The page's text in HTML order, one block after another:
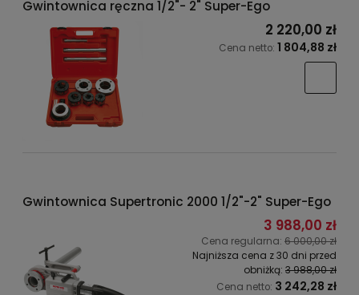
Gwintownica ręczna 1/2"- 2" Super-Ego
2 220,00 zł
Cena netto: 1 804,88 zł
Gwintownica Supertronic 2000 1/2"-2" Super-Ego
3 988,00 zł
Cena regularna: 6 000,00 zł
Najniższa cena z 30 dni przed
obniżką: 3 988,00 zł
Cena netto: 3 242,28 zł